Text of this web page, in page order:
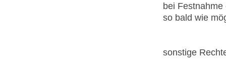
bei
so bald wie
sonstige